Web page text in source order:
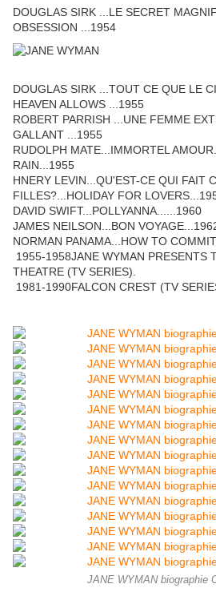
DOUGLAS SIRK ...LE SECRET
OBSESSION ...1954
DOUGLAS SIRK ...TOUT CE QUE LE
HEAVEN ALLOWS ...1955
ROBERT PARRISH ...UNE FEMME
GALLANT ...1955
RUDOLPH MATE...IMMORTEL
RAIN...1955
HNERY LEVIN...QU'EST-CE QUI FAIT
FILLES?...HOLIDAY FOR
DAVID SWIFT...POLLYANNA......1960
JAMES NEILSON...BON
NORMAN PANAMA...HOW TO
1955-1958JANE WYMAN PRESENTS
THEATRE (TV SERIES).
1981-1990FALCON CREST (TV
JANE WYMAN biographie